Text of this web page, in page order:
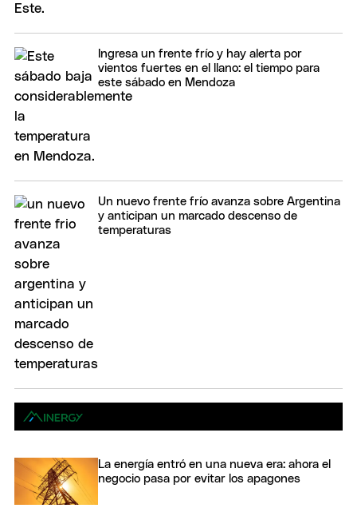
Ingresa un frente frío y hay alerta por
vientos fuertes en el llano: el tiempo para
este sábado en Mendoza
Un nuevo frente frío avanza sobre Argentina
y anticipan un marcado descenso de
temperaturas
La energía entró en una nueva era: ahora el
negocio pasa por evitar los apagones